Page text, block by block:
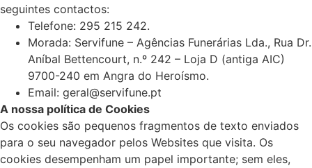
seguintes contactos:
Telefone: 295 215 242.
Morada: Servifune – Agências Funerárias Lda., Rua Dr.
Aníbal Bettencourt, n.º 242 – Loja D (antiga AIC)
9700-240 em Angra do Heroísmo.
Email: geral@servifune.pt
A nossa política de Cookies
Os cookies são pequenos fragmentos de texto enviados
para o seu navegador pelos Websites que visita. Os
cookies desempenham um papel importante; sem eles,